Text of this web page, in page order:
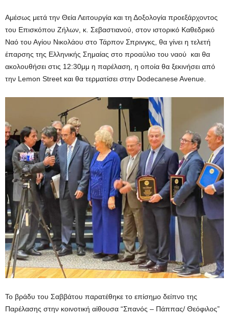
Αμέσως μετά την Θεία Λειτουργία και τη Δοξολογία προεξάρχοντος
του Επισκόπου Ζήλων, κ. Σεβαστιανού, στον ιστορικό Καθεδρικό
Ναό του Αγίου Νικολάου στο Τάρπον Σπρινγκς, θα γίνει η τελετή
έπαρσης της Ελληνικής Σημαίας στο προαύλιο του ναού και θα
ακολουθήσει στις 12:30μμ η παρέλαση, η οποία θα ξεκινήσει από
την Lemon Street και θα τερματίσει στην Dodecanese Avenue.
Το βράδυ του Σαββάτου παρατέθηκε το επίσημο δείπνο της
Παρέλασης στην κοινοτική αίθουσα “Σπανός – Πάππας/ Θεόφιλος”